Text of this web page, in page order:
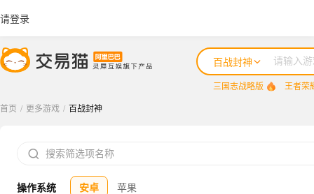
请登录
百战封神
三国志战略版 王者荣
首页 / 更多游戏 / 百战封神

操作系统 安卓 苹果